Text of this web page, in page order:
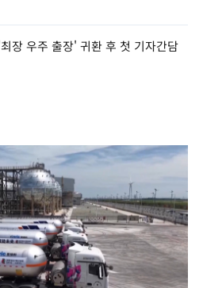
장 우주 출장' 귀환 후 첫 기자간담